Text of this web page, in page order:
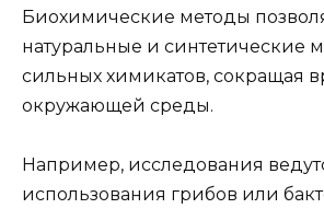
Биохимические методы
натуральные и синтетические
сильных химикатов, сокращая
окружающей среды.
Например, исследования
использования грибов или